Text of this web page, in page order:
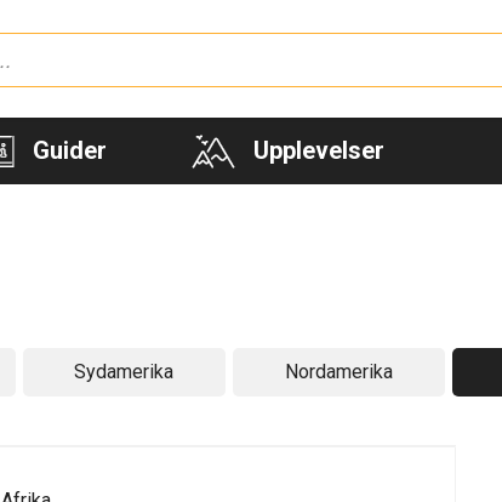
Guider Upplevelser
Sydamerika Nordamerika